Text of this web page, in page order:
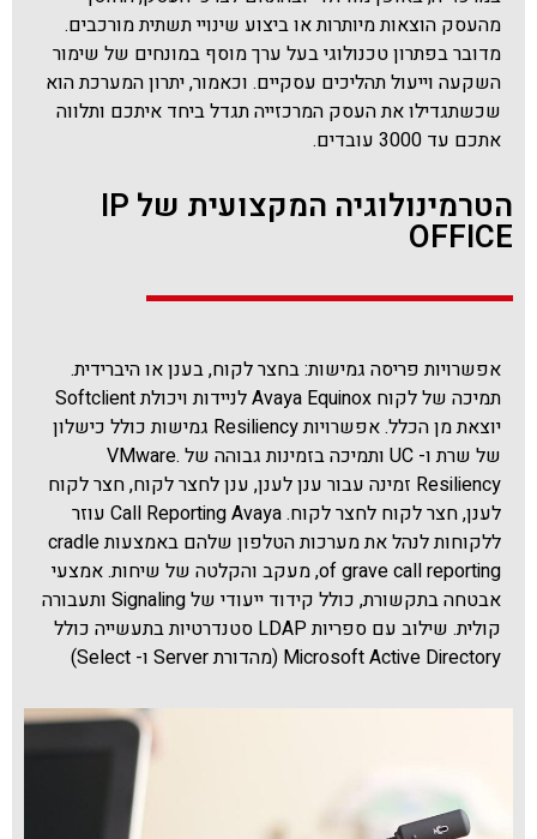
מהעסק הוצאות מיותרות או ביצוע שינויי תשתית מורכבים.
מדובר בפתרון טכנולוגי בעל ערך מוסף במונחים של שימור
השקעה וייעול תהליכים עסקיים. וכאמור, יתרון המערכת הוא
שכשתגדילו את העסק המרכזייה תגדל ביחד איתכם ותלווה
אתכם עד 3000 עובדים.
הטרמינולוגיה המקצועית של IP
OFFICE
אפשרויות פריסה גמישות: בחצר לקוח, בענן או היברידית.
תמיכה של לקוח Avaya Equinox לניידות ויכולת Softclient
יוצאת מן הכלל. אפשרויות Resiliency גמישות כולל כישלון
של שרת ו- UC ותמיכה בזמינות גבוהה של VMware.
Resiliency זמינה עבור ענן לענן, ענן לחצר לקוח, חצר לקוח
לענן, חצר לקוח לחצר לקוח. Call Reporting Avaya עוזר
ללקוחות לנהל את מערכות הטלפון שלהם באמצעות cradle
of grave call reporting, מעקב והקלטה של שיחות. אמצעי
אבטחה בתקשורת, כולל קידוד ייעודי של Signaling ותעבורה
קולית. שילוב עם ספריות LDAP סטנדרטיות בתעשייה כולל
Microsoft Active Directory (מהדורת Server ו- Select)